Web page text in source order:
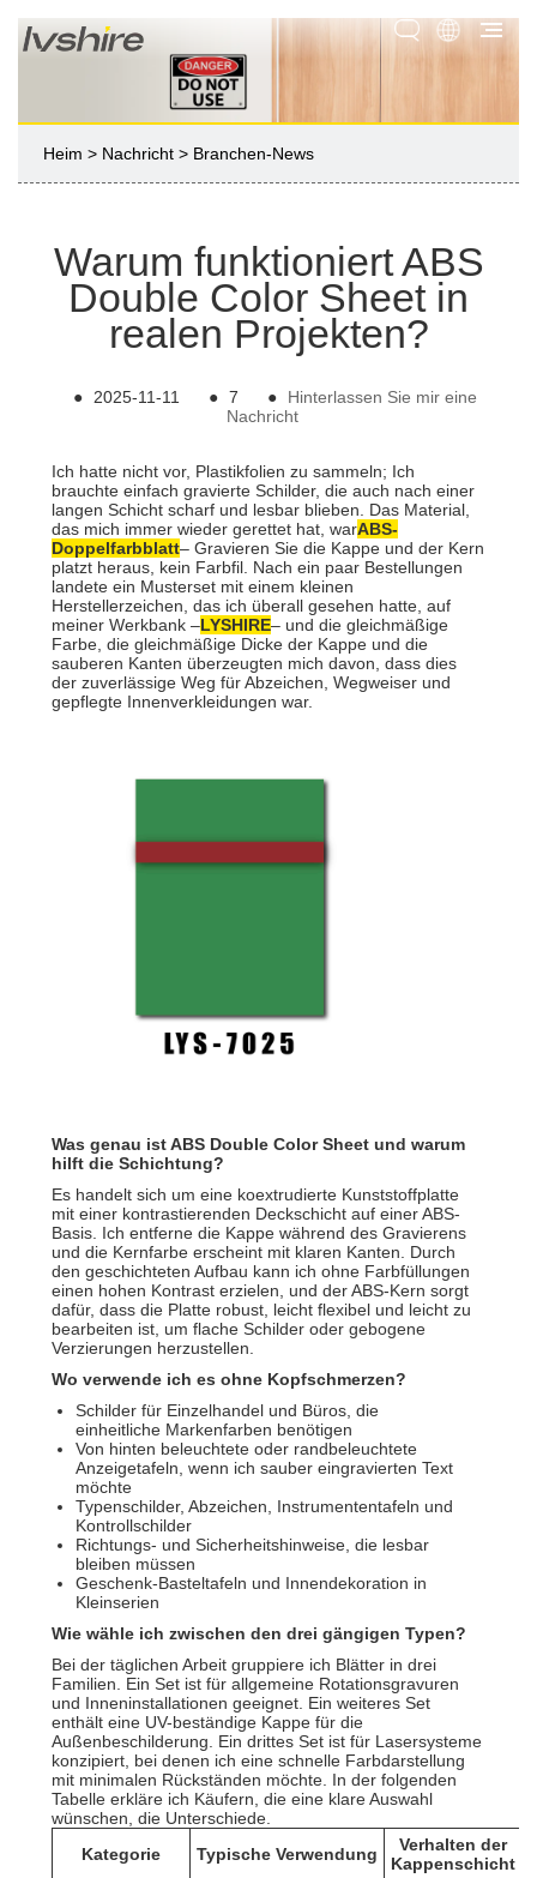
Heim > Nachricht> Branchen-News
Warum funktioniert ABS
Double Color Sheet in
realen Projekten?
● 2025-11-11 ● 7 ●
Hinterlassen Sie mir eine
Nachricht
Ich hatte nicht vor, Plastikfolien zu sammeln; Ich
brauchte einfach gravierte Schilder, die auch nach einer
langen Schicht scharf und lesbar blieben. Das Material,
das mich immer wieder gerettet hat, warABS-
Doppelfarbblatt– Gravieren Sie die Kappe und der Kern
platzt heraus, kein Farbfil. Nach ein paar Bestellungen
landete ein Musterset mit einem kleinen
Herstellerzeichen, das ich überall gesehen hatte, auf
meiner Werkbank –LYSHIRE– und die gleichmäßige
Farbe, die gleichmäßige Dicke der Kappe und die
sauberen Kanten überzeugten mich davon, dass dies
der zuverlässige Weg für Abzeichen, Wegweiser und
gepflegte Innenverkleidungen war.
Was genau ist ABS Double Color Sheet und warum
hilft die Schichtung?
Es handelt sich um eine koextrudierte Kunststoffplatte
mit einer kontrastierenden Deckschicht auf einer ABS-
Basis. Ich entferne die Kappe während des Gravierens
und die Kernfarbe erscheint mit klaren Kanten. Durch
den geschichteten Aufbau kann ich ohne Farbfüllungen
einen hohen Kontrast erzielen, und der ABS-Kern sorgt
dafür, dass die Platte robust, leicht flexibel und leicht zu
bearbeiten ist, um flache Schilder oder gebogene
Verzierungen herzustellen.
Wo verwende ich es ohne Kopfschmerzen?
Schilder für Einzelhandel und Büros, die
einheitliche Markenfarben benötigen
Von hinten beleuchtete oder randbeleuchtete
Anzeigetafeln, wenn ich sauber eingravierten Text
möchte
Typenschilder, Abzeichen, Instrumententafeln und
Kontrollschilder
Richtungs- und Sicherheitshinweise, die lesbar
bleiben müssen
Geschenk-Basteltafeln und Innendekoration in
Kleinserien
Wie wähle ich zwischen den drei gängigen Typen?
Bei der täglichen Arbeit gruppiere ich Blätter in drei
Familien. Ein Set ist für allgemeine Rotationsgravuren
und Inneninstallationen geeignet. Ein weiteres Set
enthält eine UV-beständige Kappe für die
Außenbeschilderung. Ein drittes Set ist für Lasersysteme
konzipiert, bei denen ich eine schnelle Farbdarstellung
mit minimalen Rückständen möchte. In der folgenden
Tabelle erkläre ich Käufern, die eine klare Auswahl
wünschen, die Unterschiede.
Kategorie
Typische Verwendung
Verhalten der
Kappenschicht